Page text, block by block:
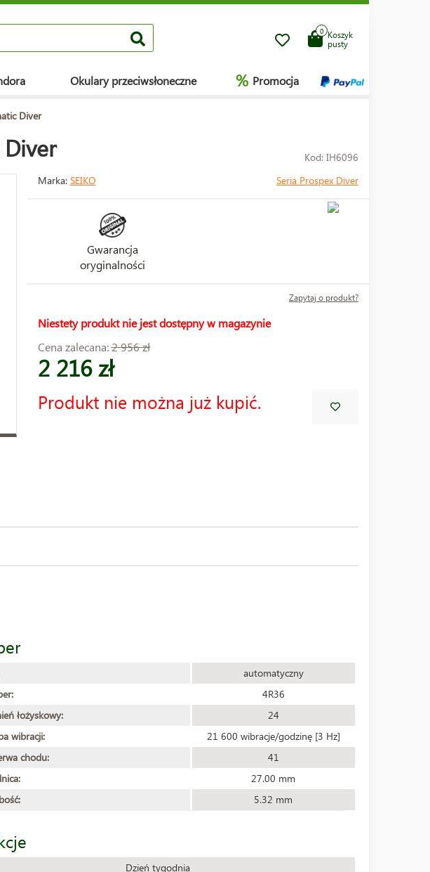
Koszyk
pusty
0
Okulary przeciwsłoneczne % Promocja
Diver
Kod: IH6096
Marka: SEIKO Seria Prospex Diver
Gwarancja
oryginalności
Zapytaj o produkt?
Niestety produkt nie jest dostępny w magazynie
Cena zalecana:2 956 zł
2 216 zł
Produkt nie można już kupić.
automatyczny
4R36
łożyskowy:
24
wibracji:
21 600 wibracje/godzinę [3 Hz]
chodu:
41
27.00 mm
5.32 mm
Dzień tygodnia